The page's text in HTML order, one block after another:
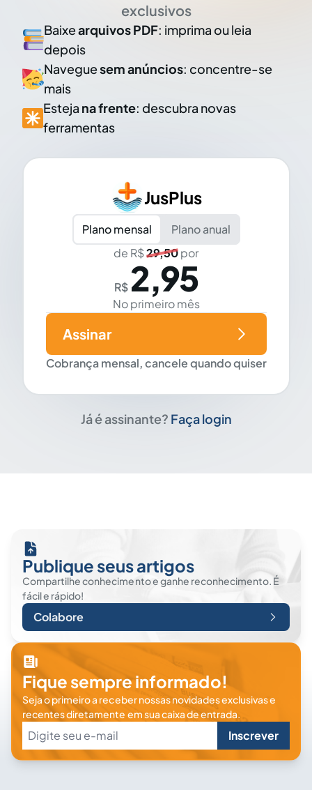
exclusivos
Baixearquivos PDF: imprima ou leia
depois
Naveguesem anúncios: concentre-se
mais
Esteja na frente: descubra novas
ferramentas
JusPlus
Plano mensal
Plano anual
de R$29,50por
R$ 2,95
No primeiro mês
Cobrança mensal, cancele quando quiser
Assinar
Já é assinante? Faça login
Publique seus artigos
Compartilhe conhecimento e ganhe reconhecimento. É
fácil e rápido!
Colabore
Fique sempre informado!
Seja o primeiro a receber nossas novidades exclusivas e
recentes diretamente em sua caixa de entrada.
Inscrever